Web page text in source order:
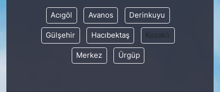
Acıgöl Avanos Derinkuyu
Gülşehir Hacıbektaş Kozaklı
Merkez Ürgüp